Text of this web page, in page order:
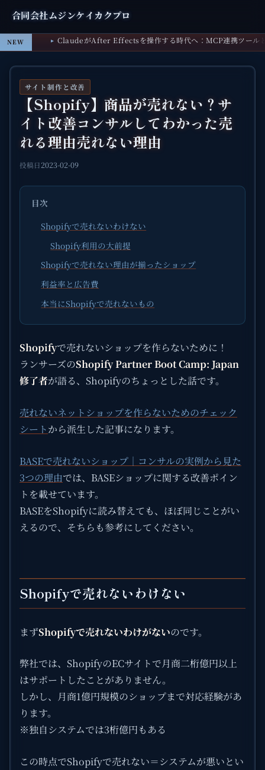
合同会社ムジンケイカクプロ
NEW ClaudeがAfter Effectsを操作する時代へ：MCP連携ツール
サイト制作と改善
【Shopify】商品が売れない？サ
イト改善コンサルしてわかった売
れる理由売れない理由
投稿日2023-02-09
目次
Shopifyで売れないわけない
Shopify利用の大前提
Shopifyで売れない理由が揃ったショップ
利益率と広告費
本当にShopifyで売れないもの
Shopifyで売れないショップを作らないために！
ランサーズのShopify Partner Boot Camp: Japan
修了者が語る、Shopifyのちょっとした話です。
売れないネットショップを作らないためのチェック
シートから派生した記事になります。
BASEで売れないショップ｜コンサルの実例から見た
3つの理由では、BASEショップに関する改善ポイン
トを載せています。
BASEをShopifyに読み替えても、ほぼ同じことがい
えるので、そちらも参考にしてください。
Shopifyで売れないわけない
まずShopifyで売れないわけがないのです。
弊社では、ShopifyのECサイトで月商二桁億円以上
はサポートしたことがありません。
しかし、月商1億円規模のショップまで対応経験があ
ります。
※独自システムでは3桁億円もある
この時点でShopifyで売れない＝システムが悪いとい